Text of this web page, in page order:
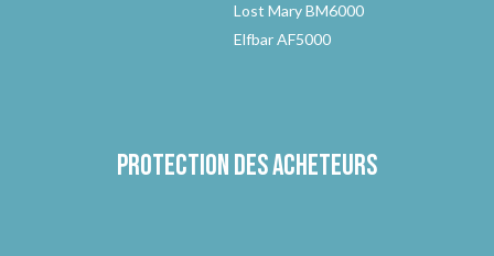
Lost Mary BM6000
Elfbar AF5000
Protection des acheteurs